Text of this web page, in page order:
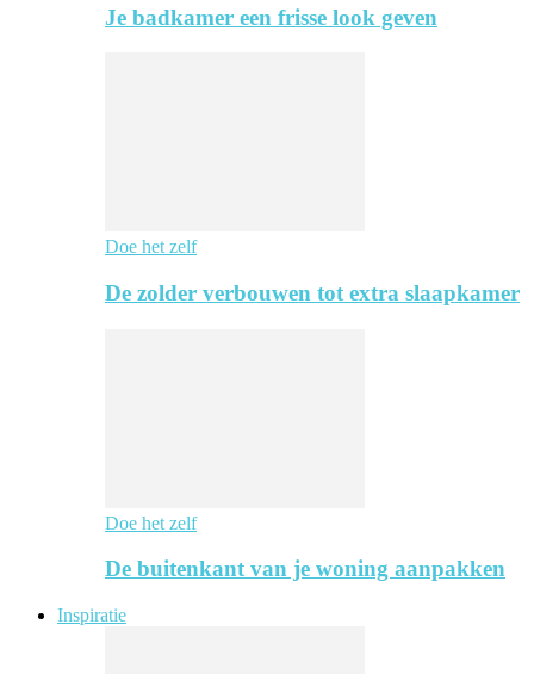
Je badkamer een frisse look geven
Doe het zelf
De zolder verbouwen tot extra slaapkamer
Doe het zelf
De buitenkant van je woning aanpakken
Inspiratie